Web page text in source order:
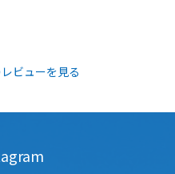
ビューを見る